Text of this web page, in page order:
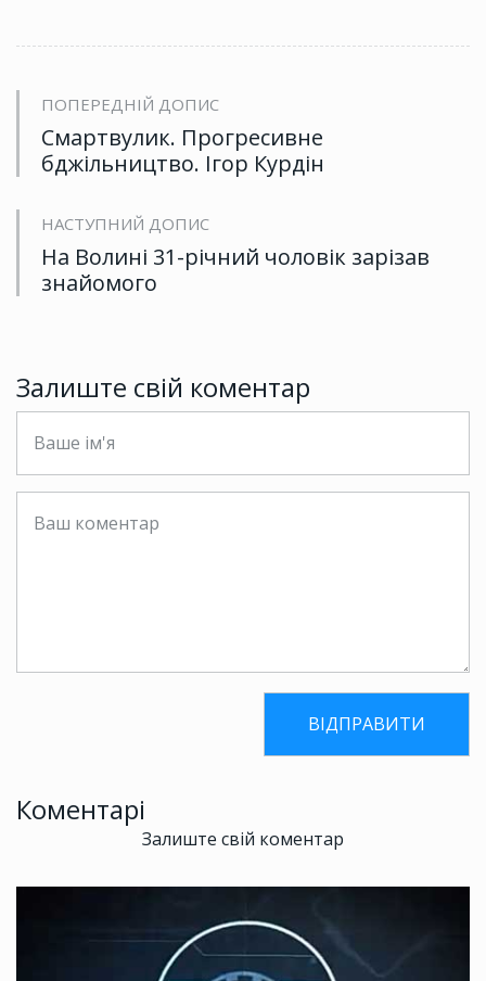
ПОПЕРЕДНІЙ ДОПИС
Смартвулик. Прогресивне
бджільництво. Ігор Курдін
НАСТУПНИЙ ДОПИС
На Волині 31-річний чоловік зарізав
знайомого
Залиште свій коментар
Коментарі
Залиште свій коментар